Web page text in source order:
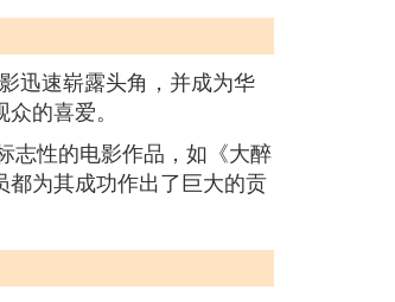
迅速崭露头角，并成为华
的喜爱。
志性的电影作品，如《大醉
为其成功作出了巨大的贡